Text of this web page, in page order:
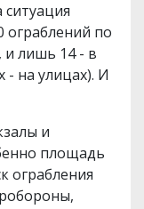
ограблений по
и лишь 14 - в
- на улицах). И
и
площадь
ограбления